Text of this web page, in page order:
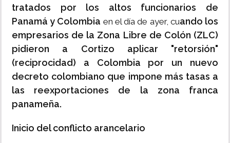
tratados por los altos funcionarios de
Panamá y Colombia en el día de ayer, cuando los
empresarios de la Zona Libre de Colón (ZLC)
pidieron a Cortizo aplicar "retorsión"
(reciprocidad) a Colombia por un nuevo
decreto colombiano que impone más tasas a
las reexportaciones de la zona franca
panameña.
Inicio del conflicto arancelario